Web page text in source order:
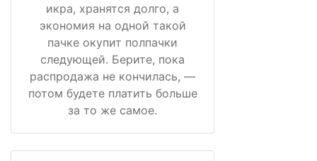
икра, хранятся долго, а
экономия на одной такой
пачке окупит полпачки
следующей. Берите, пока
распродажа не кончилась, —
потом будете платить больше
за то же самое.